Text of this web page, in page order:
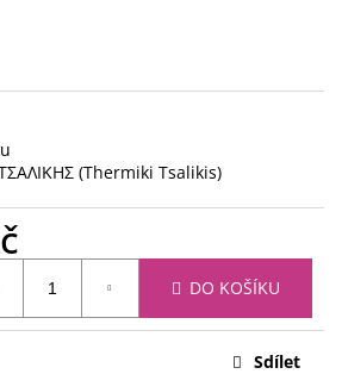
(Thermiki Tsalikis)
DO KOŠÍKU
Sdílet